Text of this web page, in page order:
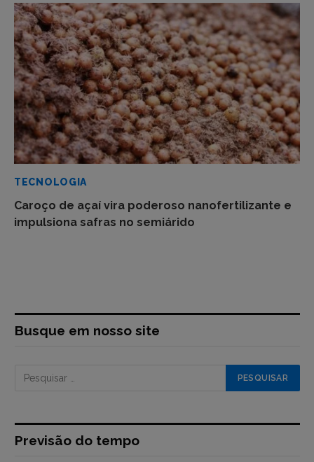
TECNOLOGIA
Caroço de açaí vira poderoso nanofertilizante e
impulsiona safras no semiárido
Busque em nosso site
Previsão do tempo